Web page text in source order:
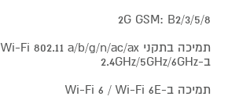
2G GSM: B2/3/5/8
תמיכה בתקני Wi-Fi 802.11 a/b/g/n/ac/ax
ב-2.4GHz/5GHz/6GHz
תמיכה ב-Wi-Fi 6 / Wi-Fi 6E